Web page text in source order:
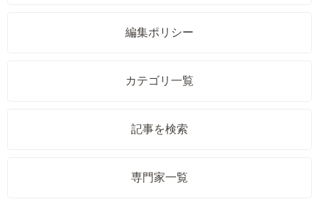
編集ポリシー
カテゴリ一覧
記事を検索
専門家一覧